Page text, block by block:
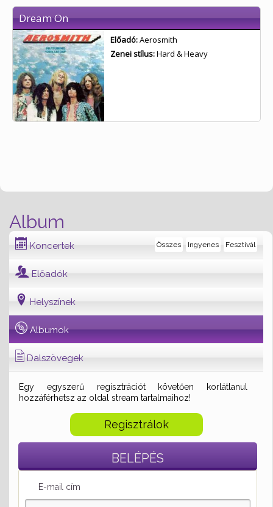
Album
Koncertek Fesztivál
Ingyenes
Összes
Előadók
Helyszínek
Albumok
Dalszövegek
Egy egyszerű regisztrációt követően korlátlanul
hozzáférhetsz az oldal stream tartalmaihoz!
Regisztrálok
BELÉPÉS
E-mail cím
Dream On
Előadó:Aerosmith
Zenei stílus:Hard & Heavy